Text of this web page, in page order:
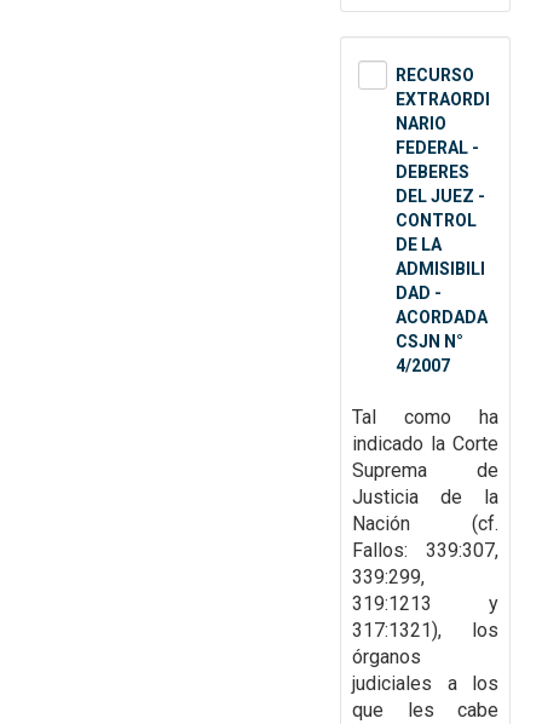
RECURSO
EXTRAORDI
NARIO
FEDERAL -
DEBERES
DEL JUEZ -
CONTROL
DE LA
ADMISIBILI
DAD -
ACORDADA
CSJN N°
4/2007
Tal como ha
indicado la Corte
Suprema de
Justicia de la
Nación (cf.
Fallos: 339:307,
339:299,
319:1213 y
317:1321), los
órganos
judiciales a los
que les cabe